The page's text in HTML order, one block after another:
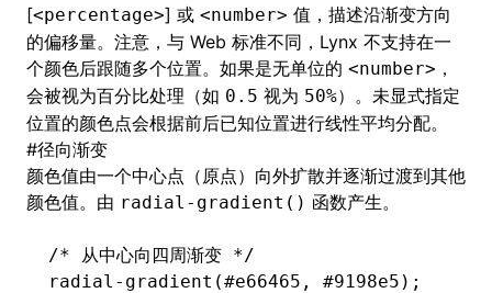
[<percentage>] 或 <number> 值，描述沿渐变方向
的偏移量。注意，与 Web 标准不同，Lynx 不支持在一
个颜色后跟随多个位置。如果是无单位的 <number> ，
会被视为百分比处理（如 0.5 视为 50%）。未显式指定
位置的颜色点会根据前后已知位置进行线性平均分配。
#径向渐变
颜色值由一个中心点（原点）向外扩散并逐渐过渡到其他
颜色值。由 radial-gradient() 函数产生。
/* 从中心向四周渐变 */
radial-gradient(#e66465 , #9198e5);